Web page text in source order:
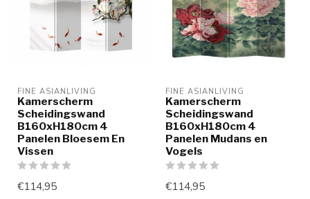
FINE ASIANLIVING
Kamerscherm
Scheidingswand
B160xH180cm 4
Panelen Bloesem En
Vissen
€114,95
FINE ASIANLIVING
Kamerscherm
Scheidingswand
B160xH180cm 4
Panelen Mudans en
Vogels
€114,95